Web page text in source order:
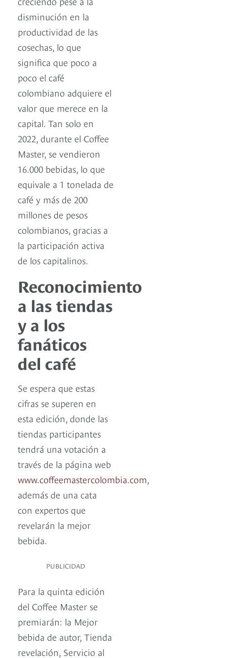
disminución en la
productividad de las
cosechas, lo que
significa que poco a
poco el café
colombiano adquiere el
valor que merece en la
capital. Tan solo en
2022, durante el Coffee
Master, se vendieron
16.000 bebidas, lo que
equivale a 1 tonelada de
café y más de 200
millones de pesos
colombianos, gracias a
la participación activa
de los capitalinos.
Reconocimiento
a las tiendas
y a los
fanáticos
del café
Se espera que estas
cifras se superen en
esta edición, donde las
tiendas participantes
tendrá una votación a
través de la página web
www.coffeemastercolombia.com,
además de una cata
con expertos que
revelarán la mejor
bebida.
PUBLICIDAD
Para la quinta edición
del Coffee Master se
premiarán: la Mejor
bebida de autor, Tienda
revelación, Servicio al